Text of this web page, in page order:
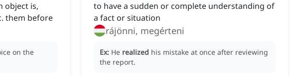
object is,
them before
on the
to have a sudden or complete understanding of
a fact or situation
rájönni, megérteni
Ex: He realized his mistake at once after reviewing
the report.